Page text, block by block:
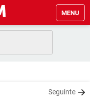
MENU
Seguinte